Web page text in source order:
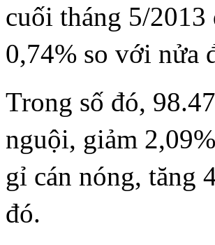
cuối tháng 5/2013
0,74% so với nửa
Trong số đó,
nguội, giảm
gỉ cán nóng, tăng
đó.